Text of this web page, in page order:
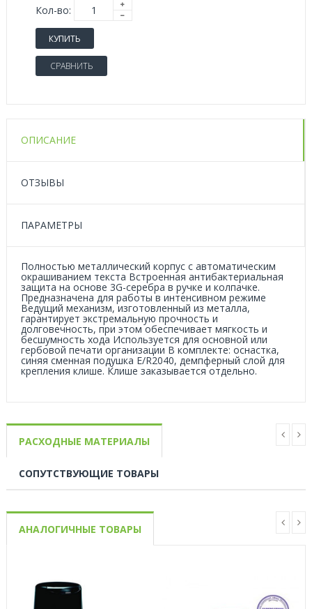
Кол-во:
КУПИТЬ
СРАВНИТЬ
ОПИСАНИЕ
ОТЗЫВЫ
ПАРАМЕТРЫ
Полностью металлический корпус c автоматическим
окрашиванием текста Встроенная антибактериальная
защита на основе 3G-серебра в ручке и колпачке.
Предназначена для работы в интенсивном режиме
Ведущий механизм, изготовленный из металла,
гарантирует экстремальную прочность и
долговечность, при этом обеспечивает мягкость и
бесшумность хода Используется для основной или
гербовой печати организации В комплекте: оснастка,
синяя сменная подушка Е/R2040, демпферный слой для
крепления клише. Клише заказывается отдельно.
РАСХОДНЫЕ МАТЕРИАЛЫ
СОПУТСТВУЮЩИЕ ТОВАРЫ
АНАЛОГИЧНЫЕ ТОВАРЫ